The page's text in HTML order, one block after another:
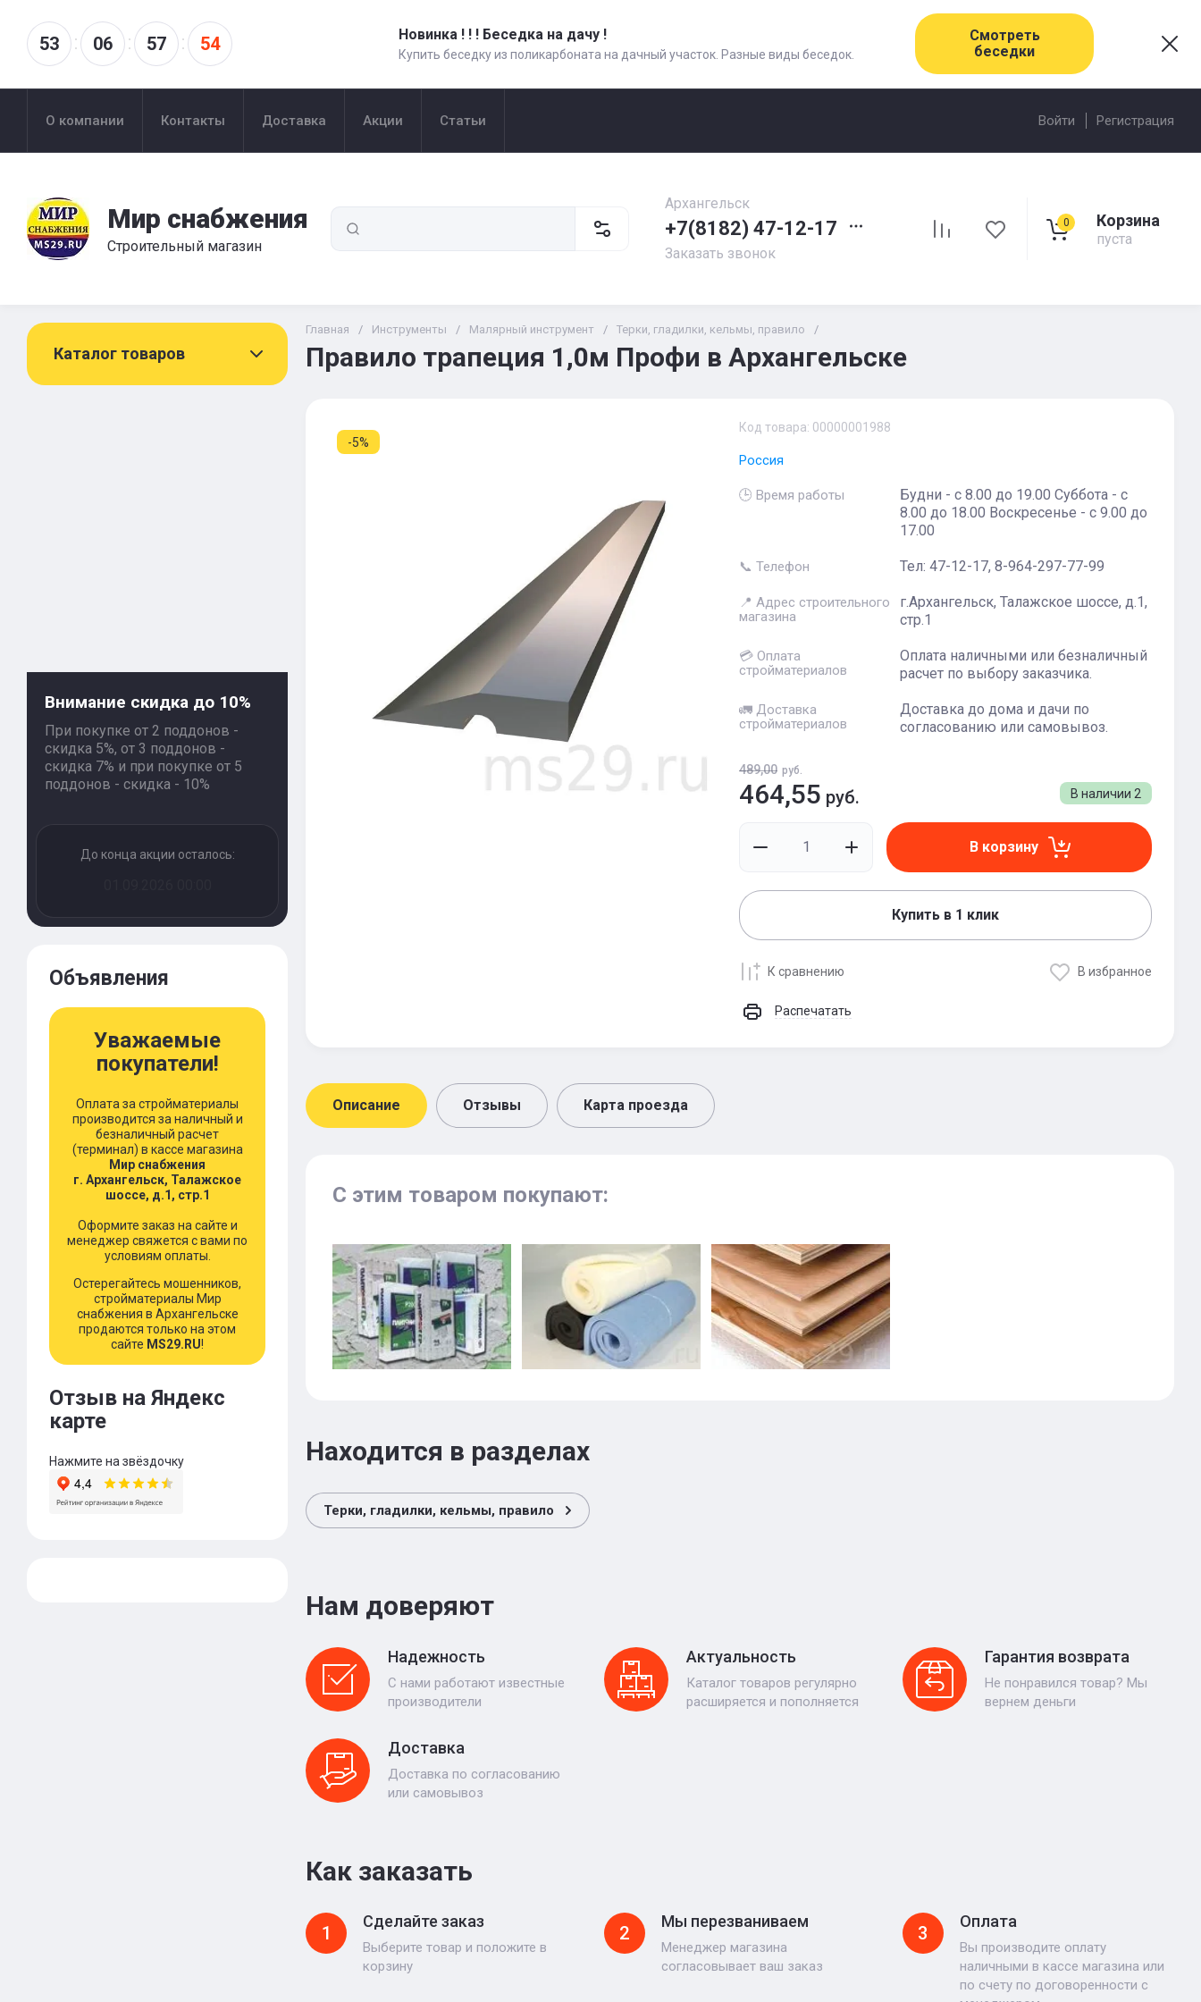
53 06 57 53 Новинка ! ! ! Беседка на дачу !
Купить беседку из поликарбоната на дачный участок. Разные виды беседок.
Смотреть
беседки
О компании Контакты Доставка Акции Статьи Войти Регистрация
Мир снабжения
Строительный магазин
Архангельск
+7(8182) 47-12-17
Заказать звонок
0 Корзина
пуста
Каталог товаров
Внимание скидка до 10%
При покупке от 2 поддонов -
скидка 5%, от 3 поддонов -
скидка 7% и при покупке от 5
поддонов - скидка - 10%
До конца акции осталось:
Объявления
Уважаемые
покупатели!
Оплата за стройматериалы
производится за наличный и
безналичный расчет
(терминал) в кассе магазина
Мир снабжения
г. Архангельск, Талажское
шоссе, д.1, стр.1
Оформите заказ на сайте и
менеджер свяжется с вами по
условиям оплаты.
Остерегайтесь мошенников,
стройматериалы Мир
снабжения в Архангельске
продаются только на этом
сайте MS29.RU!
Отзыв на Яндекс
карте
Нажмите на звёздочку
Главная / Инструменты / Малярный инструмент / Терки, гладилки, кельмы, правило /
Правило трапеция 1,0м Профи в Архангельске
-5%
Код товара: 00000001988
Россия
🕒 Время работы
Будни - с 8.00 до 19.00 Суббота - с
8.00 до 18.00 Воскресенье - с 9.00 до
17.00
📞 Телефон Тел: 47-12-17, 8-964-297-77-99
📍 Адрес строительного
магазина
г.Архангельск, Талажское шоссе, д.1,
стр.1
💳 Оплата
стройматериалов
Оплата наличными или безналичный
расчет по выбору заказчика.
🚛 Доставка
стройматериалов
Доставка до дома и дачи по
согласованию или самовывоз.
В наличии 2
489,00 руб.
464,55 руб.
В корзину
Купить в 1 клик
К сравнению В избранное
Распечатать
Описание Отзывы Карта проезда
С этим товаром покупают:
Находится в разделах
Терки, гладилки, кельмы, правило
Нам доверяют
Надежность
С нами работают известные
производители
Актуальность
Каталог товаров регулярно
расширяется и пополняется
Гарантия возврата
Не понравился товар? Мы
вернем деньги
Доставка
Доставка по согласованию
или самовывоз
Как заказать
1
Сделайте заказ
Выберите товар и положите в
корзину
2
Мы перезваниваем
Менеджер магазина
согласовывает ваш заказ
3
Оплата
Вы производите оплату
наличными в кассе магазина или
по счету по договоренности с